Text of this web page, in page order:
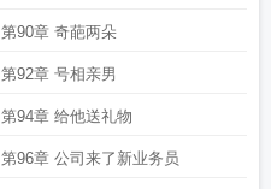
第90章 奇葩两朵
第92章 号相亲男
第94章 给他送礼物
第96章 公司来了新业务员